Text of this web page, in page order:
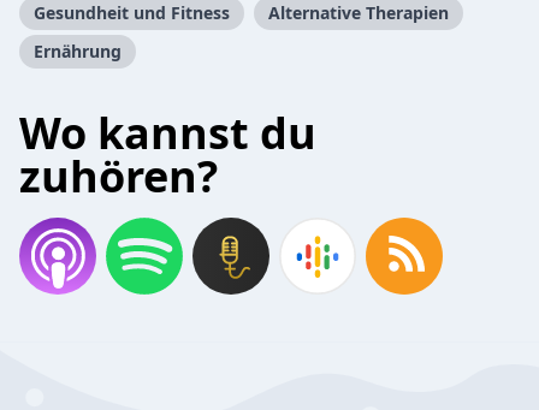
Gesundheit und Fitness
Alternative Therapien
Ernährung
Wo kannst du
zuhören?